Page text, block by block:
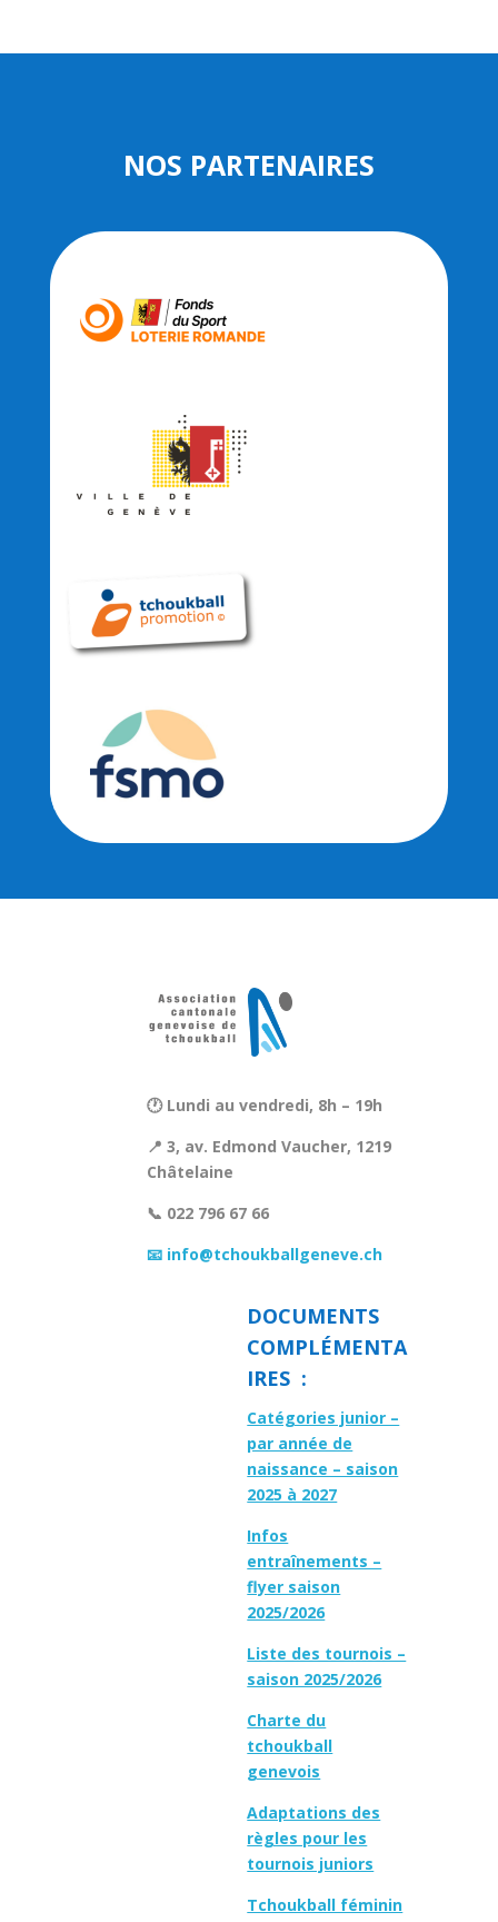
NOS PARTENAIRES
🕐 Lundi au vendredi, 8h – 19h
📍 3, av. Edmond Vaucher, 1219
Châtelaine
📞 022 796 67 66
📧 info@tchoukballgeneve.ch
DOCUMENTS
COMPLÉMENTA
IRES :
Catégories junior –
par année de
naissance – saison
2025 à 2027
Infos
entraînements –
flyer saison
2025/2026
Liste des tournois –
saison 2025/2026
Charte du
tchoukball
genevois
Adaptations des
règles pour les
tournois juniors
Tchoukball féminin